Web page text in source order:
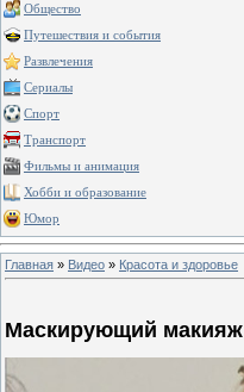
Общество
Путешествия и события
Развлечения
Сериалы
Спорт
Транспорт
Фильмы и анимация
Хобби и образование
Юмор
Главная » Видео » Красота и здоровье
Маскирующий макияж